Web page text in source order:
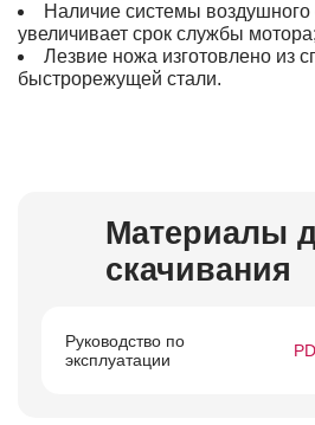
Наличие системы
увеличивает срок службы мотора;
Лезвие ножа изготовлено из
быстрорежущей стали.
Материалы
скачивания
Руководство по
эксплуатации